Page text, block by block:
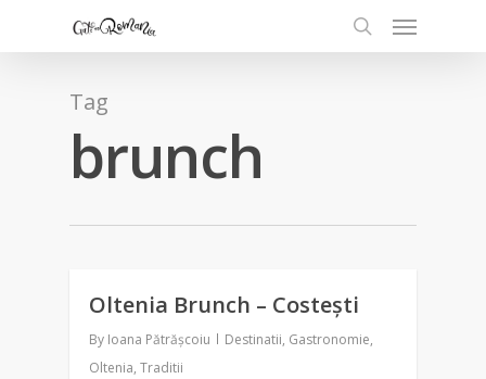
Tag
brunch
Oltenia Brunch – Costești
By Ioana Pătrășcoiu Destinatii, Gastronomie,
Oltenia, Traditii
0